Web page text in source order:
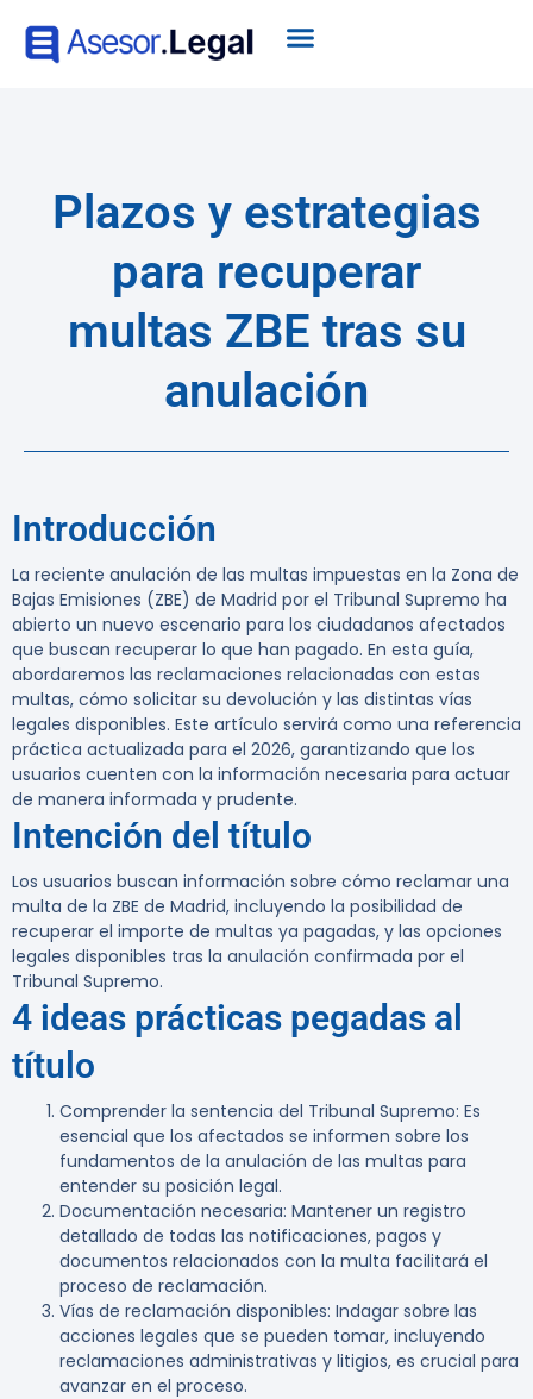
Plazos y estrategias
para recuperar
multas ZBE tras su
anulación
Introducción
La reciente anulación de las multas impuestas en la Zona de
Bajas Emisiones (ZBE) de Madrid por el Tribunal Supremo ha
abierto un nuevo escenario para los ciudadanos afectados
que buscan recuperar lo que han pagado. En esta guía,
abordaremos las reclamaciones relacionadas con estas
multas, cómo solicitar su devolución y las distintas vías
legales disponibles. Este artículo servirá como una referencia
práctica actualizada para el 2026, garantizando que los
usuarios cuenten con la información necesaria para actuar
de manera informada y prudente.
Intención del título
Los usuarios buscan información sobre cómo reclamar una
multa de la ZBE de Madrid, incluyendo la posibilidad de
recuperar el importe de multas ya pagadas, y las opciones
legales disponibles tras la anulación confirmada por el
Tribunal Supremo.
4 ideas prácticas pegadas al
título
Comprender la sentencia del Tribunal Supremo: Es
esencial que los afectados se informen sobre los
fundamentos de la anulación de las multas para
entender su posición legal.
Documentación necesaria: Mantener un registro
detallado de todas las notificaciones, pagos y
documentos relacionados con la multa facilitará el
proceso de reclamación.
Vías de reclamación disponibles: Indagar sobre las
acciones legales que se pueden tomar, incluyendo
reclamaciones administrativas y litigios, es crucial para
avanzar en el proceso.